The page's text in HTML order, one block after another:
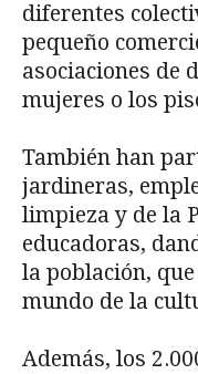
diferentes
pequeño
asociaciones de
mujeres o los
También han
jardineras,
limpieza y de la
educadoras,
la población,
mundo de la
Además, los